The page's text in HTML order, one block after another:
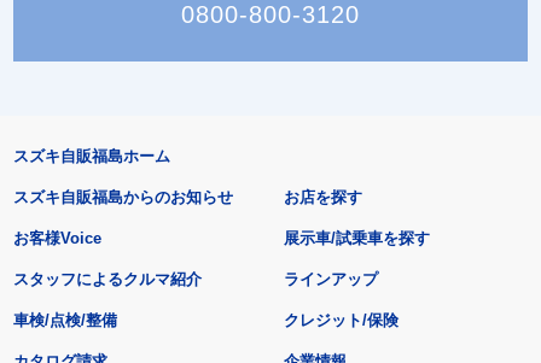
0800-800-3120
スズキ自販福島ホーム
スズキ自販福島からのお知らせ
お客様Voice
スタッフによるクルマ紹介
お店を探す
展示車/試乗車を探す
ラインアップ
車検/点検/整備 クレジット/保険